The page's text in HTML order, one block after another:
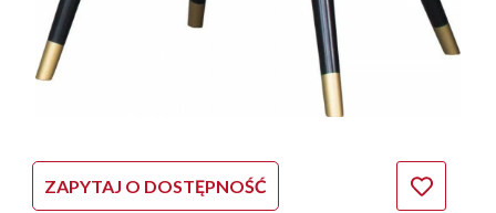
ZAPYTAJ O DOSTĘPNOŚĆ